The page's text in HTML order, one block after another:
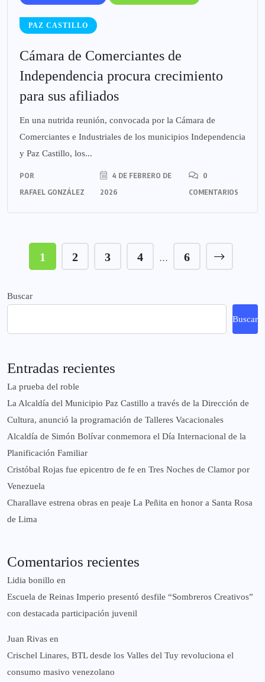
PAZ CASTILLO
Cámara de Comerciantes de
Independencia procura crecimiento
para sus afiliados
En una nutrida reunión, convocada por la Cámara de
Comerciantes e Industriales de los municipios Independencia
y Paz Castillo, los...
POR
RAFAEL GONZÁLEZ
4 DE FEBRERO DE
2026
0
COMENTARIOS
1 2 3 4 … 6
Buscar
Buscar
Entradas recientes
La prueba del roble
La Alcaldía del Municipio Paz Castillo a través de la Dirección de
Cultura, anunció la programación de Talleres Vacacionales
Alcaldía de Simón Bolívar conmemora el Día Internacional de la
Planificación Familiar
Cristóbal Rojas fue epicentro de fe en Tres Noches de Clamor por
Venezuela
Charallave estrena obras en peaje La Peñita en honor a Santa Rosa
de Lima
Comentarios recientes
Lidia bonillo en
Escuela de Reinas Imperio presentó desfile “Sombreros Creativos”
con destacada participación juvenil
Juan Rivas en
Crischel Linares, BTL desde los Valles del Tuy revoluciona el
consumo masivo venezolano